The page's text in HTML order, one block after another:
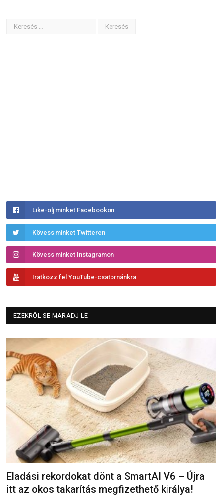
Like-olj minket Facebookon
Kövess minket Twitteren
Kövess minket Instagramon
Iratkozz fel YouTube-csatornánkra
EZEKRŐL SE MARADJ LE
Eladási rekordokat dönt a SmartAI V6 – Újra
itt az okos takarítás megfizethető királya!